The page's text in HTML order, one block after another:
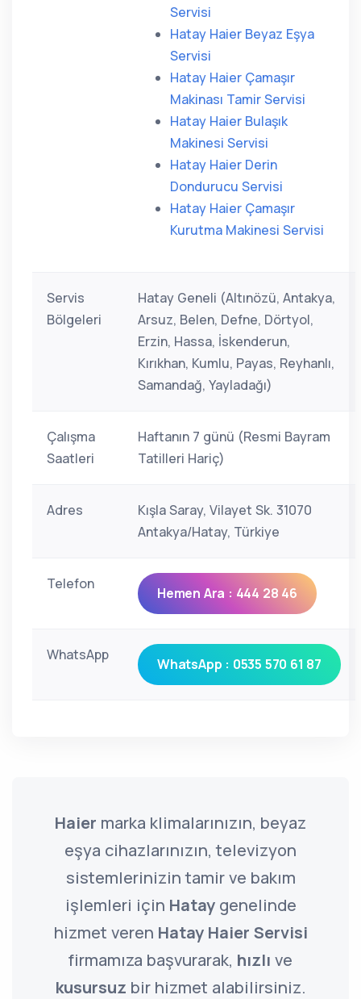
Servisi
Hatay Haier Beyaz Eşya
Servisi
Hatay Haier Çamaşır
Makinası Tamir Servisi
Hatay Haier Bulaşık
Makinesi Servisi
Hatay Haier Derin
Dondurucu Servisi
Hatay Haier Çamaşır
Kurutma Makinesi Servisi
Servis
Bölgeleri
Hatay Geneli (Altınözü, Antakya,
Arsuz, Belen, Defne, Dörtyol,
Erzin, Hassa, İskenderun,
Kırıkhan, Kumlu, Payas, Reyhanlı,
Samandağ, Yayladağı)
Çalışma
Saatleri
Haftanın 7 günü (Resmi Bayram
Tatilleri Hariç)
Adres
Kışla Saray, Vilayet Sk. 31070
Antakya/Hatay, Türkiye
Telefon
Hemen Ara : 444 28 46
WhatsApp
WhatsApp : 0535 570 61 87
Haier marka klimalarınızın, beyaz
eşya cihazlarınızın, televizyon
sistemlerinizin tamir ve bakım
işlemleri için Hataygenelinde
hizmet veren Hatay Haier Servisi
firmamıza başvurarak, hızlı ve
kusursuz bir hizmet alabilirsiniz.